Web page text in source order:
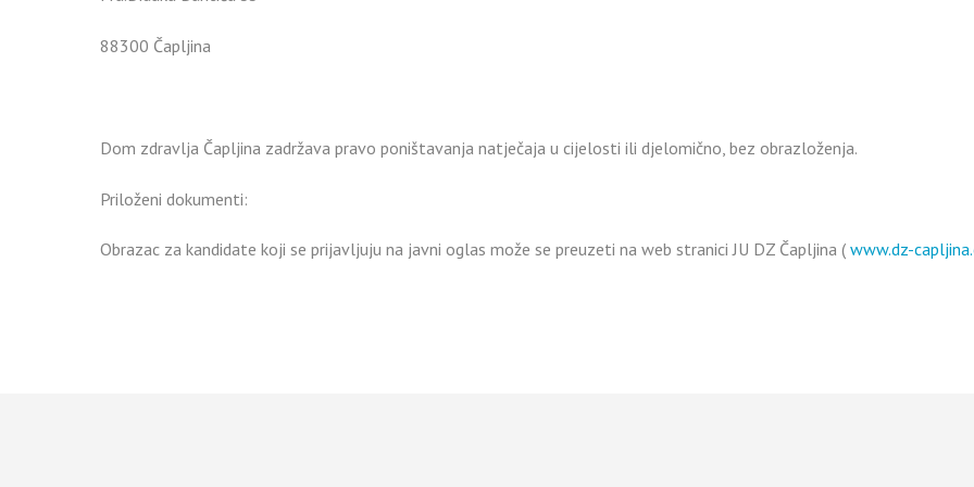
88300 Čapljina
Dom zdravlja Čapljina zadržava pravo poništavanja natječaja u cijelosti ili djelomično, bez obrazloženja.
Priloženi dokumenti:
Obrazac za kandidate koji se prijavljuju na javni oglas može se preuzeti na web stranici JU DZ Čapljina ( www.dz-